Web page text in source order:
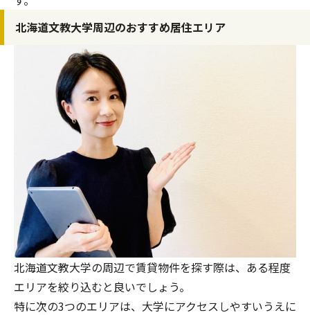
北海道文教大学周辺のおすすめ居住エリア
北海道文教大学の周辺で賃貸物件を探す際は、ある程度
エリアを絞り込むと良いでしょう。
特に次の3つのエリアは、大学にアクセスしやすいうえに